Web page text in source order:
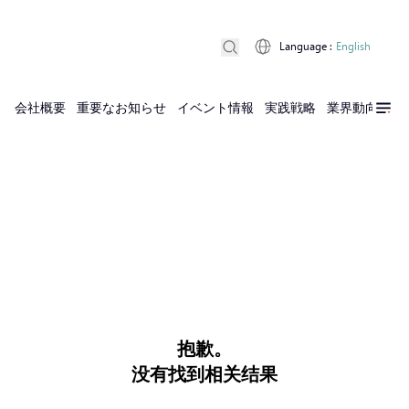
会社概要 重要なお知らせ イベント情報 実践戦略 業界動向 実
Language : English
抱歉。
没有找到相关结果